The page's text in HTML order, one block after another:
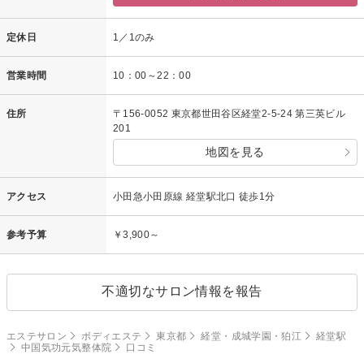
定休日 1／1のみ
営業時間 10：00～22：00
住所
〒156-0052 東京都世田谷区経堂2-5-24 第三英ビル
201
地図を見る
アクセス 小田急小田原線 経堂駅北口 徒歩1分
参考予算 ￥3,900～
不適切なサロン情報を報告
エステサロン ボディエステ 東京都 経堂・成城学園・狛江
経堂駅
中国気功元気整体院
口コミ